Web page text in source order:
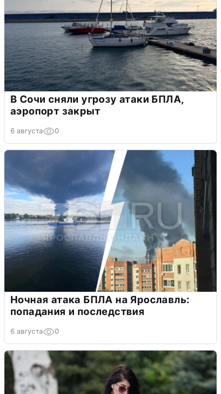
В Сочи сняли угрозу атаки БПЛА,
аэропорт закрыт
6 августа 0
Ночная атака БПЛА на Ярославль:
попадания и последствия
6 августа 0